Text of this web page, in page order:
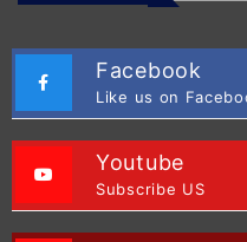
Facebook
Like us on
Youtube
Subscribe US